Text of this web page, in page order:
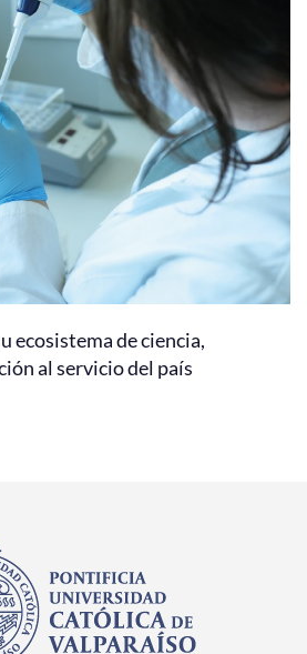
ecosistema de ciencia,
al servicio del país